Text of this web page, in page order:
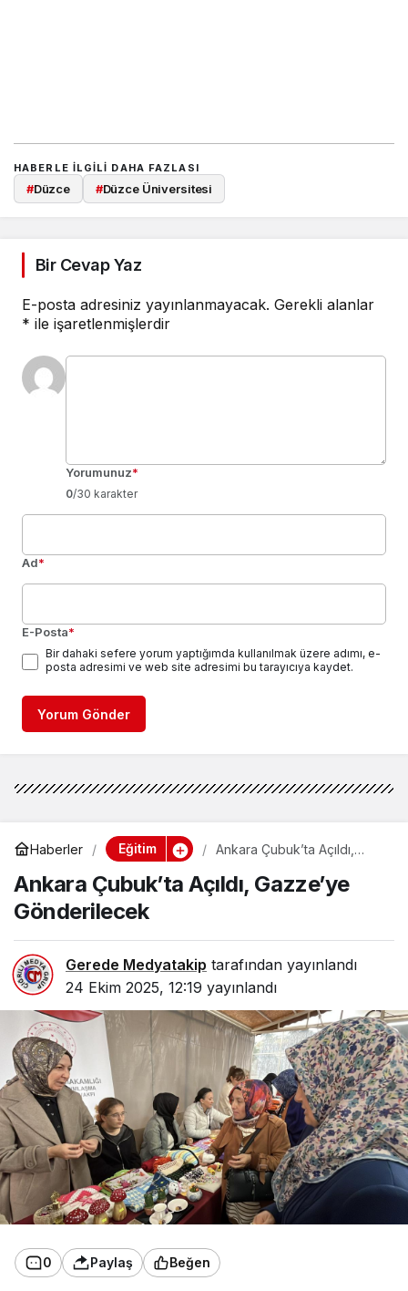
HABERLE ILGILI DAHA FAZLASI
#Düzce #Düzce Üniversitesi
Bir Cevap Yaz
E-posta adresiniz yayınlanmayacak. Gerekli alanlar
* ile işaretlenmişlerdir
Yorumunuz*
0/30 karakter
Ad*
E-Posta*
Bir dahaki sefere yorum yaptığımda kullanılmak üzere adımı, e-
posta adresimi ve web site adresimi bu tarayıcıya kaydet.
Yorum Gönder
Haberler Eğitim
Ankara Çubuk’ta Açıldı,
Ankara Çubuk’ta Açıldı, Gazze’ye
Gönderilecek
Gerede Medyatakip tarafından yayınlandı
24 Ekim 2025, 12:19 yayınlandı
0 Paylaş Beğen